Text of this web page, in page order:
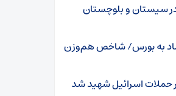
سیستان و بلوچستان
به بورس/ شاخص هم‌وزن
حملات اسرائیل شهید شد